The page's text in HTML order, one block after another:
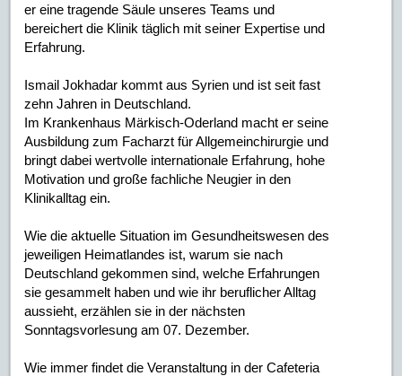
er eine tragende Säule unseres Teams und
bereichert die Klinik täglich mit seiner Expertise und
Erfahrung.
Ismail Jokhadar kommt aus Syrien und ist seit fast
zehn Jahren in Deutschland.
Im Krankenhaus Märkisch-Oderland macht er seine
Ausbildung zum Facharzt für Allgemeinchirurgie und
bringt dabei wertvolle internationale Erfahrung, hohe
Motivation und große fachliche Neugier in den
Klinikalltag ein.
Wie die aktuelle Situation im Gesundheitswesen des
jeweiligen Heimatlandes ist, warum sie nach
Deutschland gekommen sind, welche Erfahrungen
sie gesammelt haben und wie ihr beruflicher Alltag
aussieht, erzählen sie in der nächsten
Sonntagsvorlesung am 07. Dezember.
Wie immer findet die Veranstaltung in der Cafeteria